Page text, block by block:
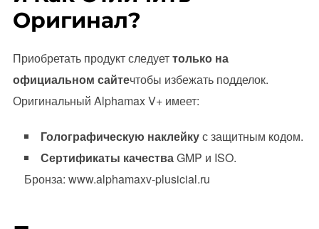
Оригинал?
Приобретать продукт следуеттолько на
официальном сайтечтобы избежать подделок.
Оригинальный Alphamax V+ имеет:
Голографическую наклейкус защитным кодом.
Сертификаты качестваGMP и ISO.
Бронза: www.alphamaxv-plusicial.ru